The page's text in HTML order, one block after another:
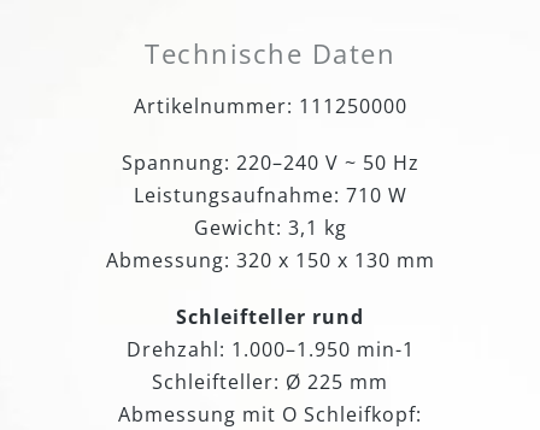
Technische Daten
Artikelnummer: 111250000
Spannung: 220–240 V ~ 50 Hz
Leistungsaufnahme: 710 W
Gewicht: 3,1 kg
Abmessung: 320 x 150 x 130 mm
Schleifteller rund
Drehzahl: 1.000–1.950 min-1
Schleifteller: Ø 225 mm
Abmessung mit O Schleifkopf: